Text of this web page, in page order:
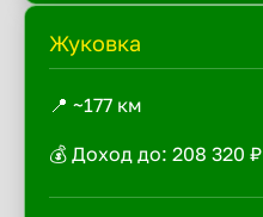
Жуковка
📍 ~177 км
💰 Доход до: 208 320 ₽